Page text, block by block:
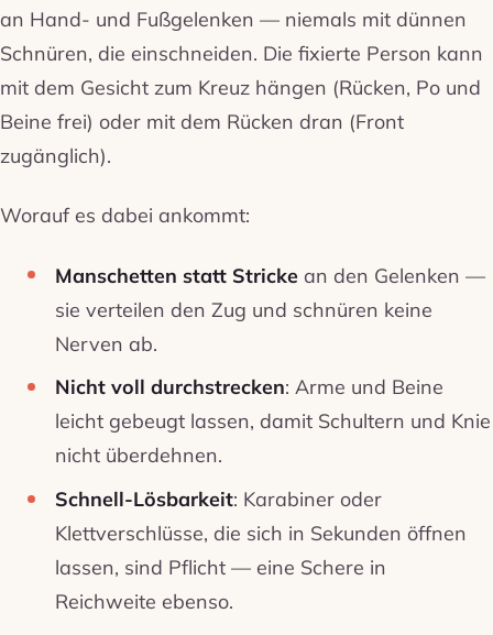
an Hand- und Fußgelenken — niemals mit dünnen
Schnüren, die einschneiden. Die fixierte Person kann
mit dem Gesicht zum Kreuz hängen (Rücken, Po und
Beine frei) oder mit dem Rücken dran (Front
zugänglich).
Worauf es dabei ankommt:
Manschetten statt Stricke an den Gelenken —
sie verteilen den Zug und schnüren keine
Nerven ab.
Nicht voll durchstrecken: Arme und Beine
leicht gebeugt lassen, damit Schultern und Knie
nicht überdehnen.
Schnell-Lösbarkeit: Karabiner oder
Klettverschlüsse, die sich in Sekunden öffnen
lassen, sind Pflicht — eine Schere in
Reichweite ebenso.